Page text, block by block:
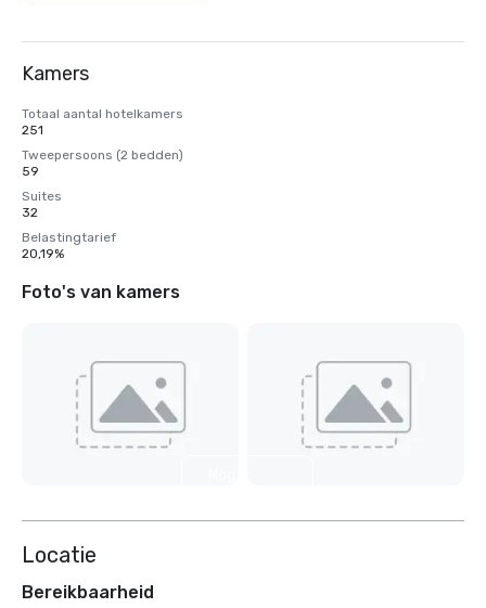
Kamers
Totaal aantal hotelkamers
251
Tweepersoons (2 bedden)
59
Suites
32
Belastingtarief
20,19%
Foto's van kamers
Locatie
Bereikbaarheid